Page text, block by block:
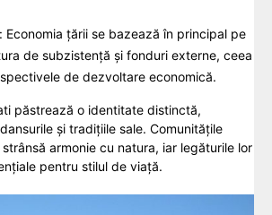
Economia țării se bazează în principal pe
de subzistență și fonduri externe, ceea
de dezvoltare economică.
păstrează o identitate distinctă,
și tradițiile sale. Comunitățile
armonie cu natura, iar legăturile lor
pentru stilul de viață.